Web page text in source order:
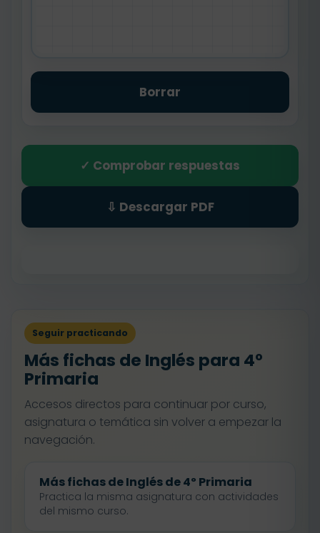
Borrar
✓ Comprobar respuestas
⇩ Descargar PDF
Seguir practicando
Más fichas de Inglés para 4º
Primaria
Accesos directos para continuar por curso,
asignatura o temática sin volver a empezar la
navegación.
Más fichas de Inglés de 4º Primaria
Practica la misma asignatura con actividades
del mismo curso.